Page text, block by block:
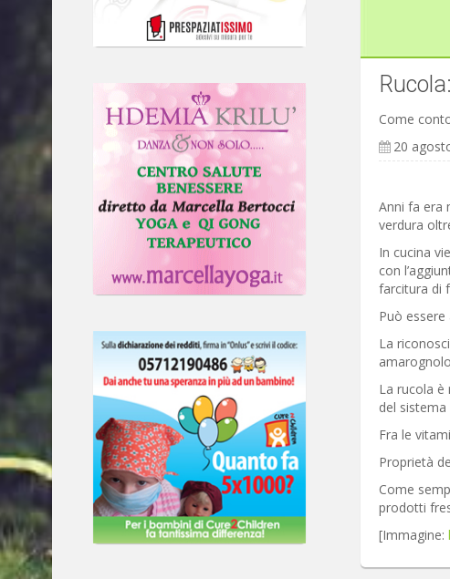
Come
20
Anni fa era
verdura
In cucina
con
farcitura di
Può
La
La rucola è
del
Fra le
Proprietà
Come
prodotti
[Immagine: